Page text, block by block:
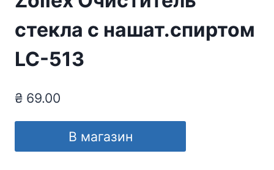
стекла с нашат.спиртом
LC-513
₴ 69.00
В магазин